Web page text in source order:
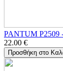
PANTUM P2509
22.00 €
Προσθήκη στο